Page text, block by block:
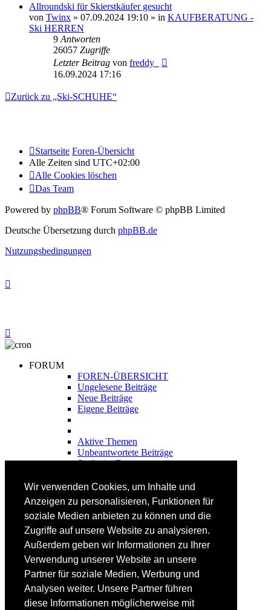
Wir verwenden Cookies, um Inhalte und
Anzeigen zu personalisieren, Funktionen für
soziale Medien anbieten zu können und die
Zugriffe auf unsere Website zu analysieren.
Außerdem geben wir Informationen zu Ihrer
Verwendung unserer Website an unsere
Partner für soziale Medien, Werbung und
Analysen weiter. Unsere Partner führen
diese Informationen möglicherweise mit
Allroundski für Skierstkäufer gesucht
von Twinx » 07.09.2024 19:10 » in KAUFBERATUNG -
Ski HERREN
9 Antworten
26057 Zugriffe
Letzter Beitrag von freddy_
16.09.2024 17:16
Zurück zu „Ski-SCHUHE“
Startseite Foren-Übersicht
Alle Zeiten sind UTC+02:00
Alle Cookies löschen
Das Team
Powered by phpBB® Forum Software © phpBB Limited
Deutsche Übersetzung durch phpBB.de
Nutzungsbedingungen
FORUM
FOREN-ÜBERSICHT
Ungelesene Beiträge
Neue Beiträge
Eigene Beiträge
Aktive Themen
Unbeantwortete Beiträge
Suche im Forum
FAHRTECHNIK
Fortgeschrittene
Lehrplan
Videoanalyse
SKI
SKITEST
Ski-FAQ
Tipps Ski-Kauf
Ski-Typen